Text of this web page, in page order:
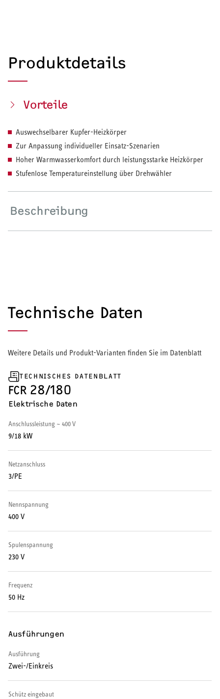
HEIZEN UND KÜHLEN
WARMWASSER
Durchlauferhitzer
Warmwasserspeicher
Warmwasser-Wärmepumpe
Wohnungsstationen
Händetrockner
Lüftungsanlagen
SERVICE
Produktdetails
Vorteile
Auswechselbarer Kupfer-Heizkörper
Zur Anpassung individueller Einsatz-Szenarien
Hoher Warmwasserkomfort durch leistungsstarke Heizkörper
Stufenlose Temperatureinstellung über Drehwähler
Beschreibung
Technische Daten
Weitere Details und Produkt-Varianten finden Sie im Datenblatt
TECHNISCHES DATENBLATT
FCR 28/180
Elektrische Daten
Anschlussleistung ~ 400 V
9/18 kW
Netzanschluss
3/PE
Nennspannung
400 V
Spulenspannung
230 V
Frequenz
50 Hz
Ausführungen
Ausführung
Zwei-/Einkreis
Schütz eingebaut